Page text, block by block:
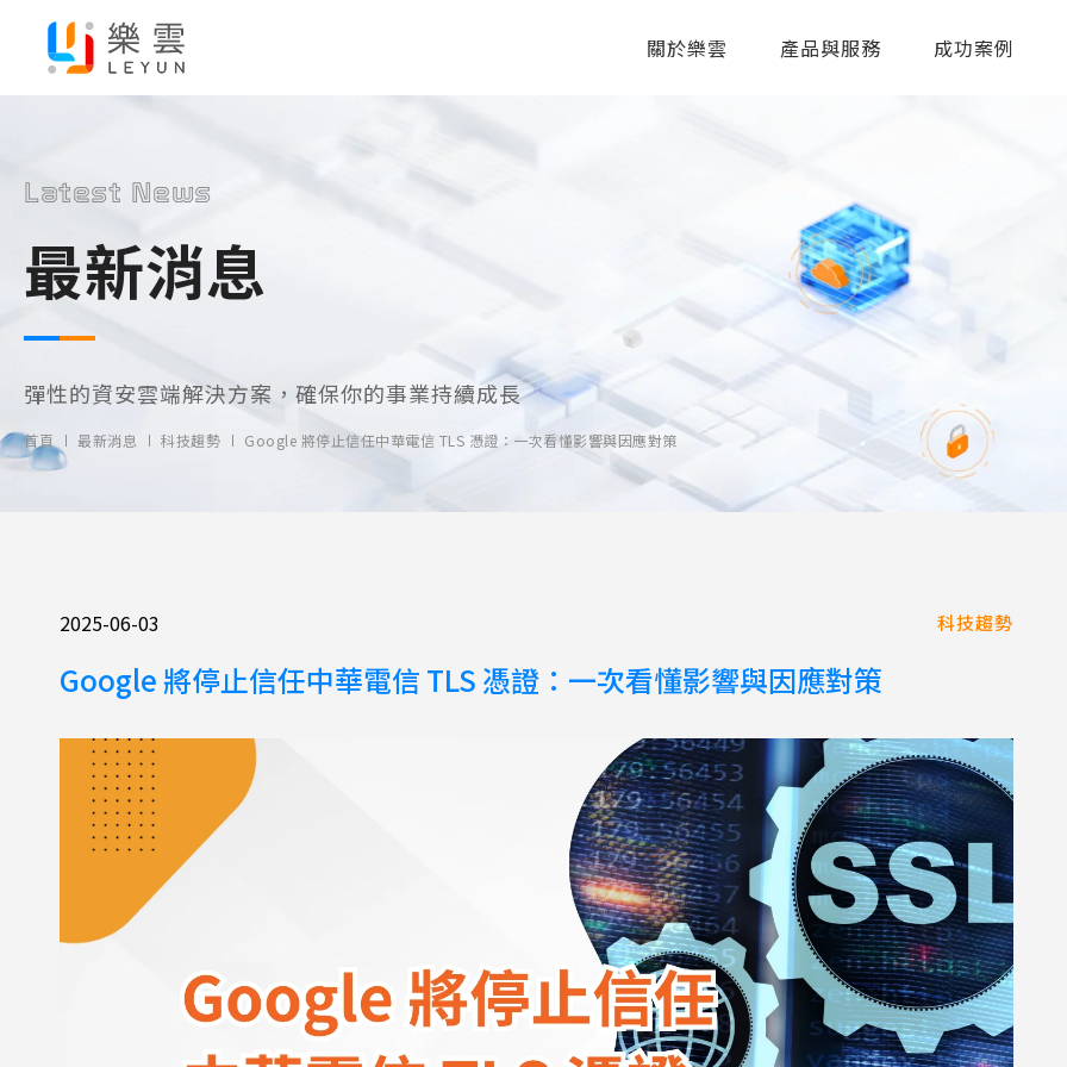
關於樂雲 產品與服務 成功案例
Latest News
最新消息
彈性的資安雲端解決方案，確保你的事業持續成長
首頁 最新消息 科技趨勢 Google 將停止信任中華電信 TLS 憑證：一次看懂影響與因應對策
2025-06-03 科技趨勢
Google 將停止信任中華電信 TLS 憑證：一次看懂影響與因應對策